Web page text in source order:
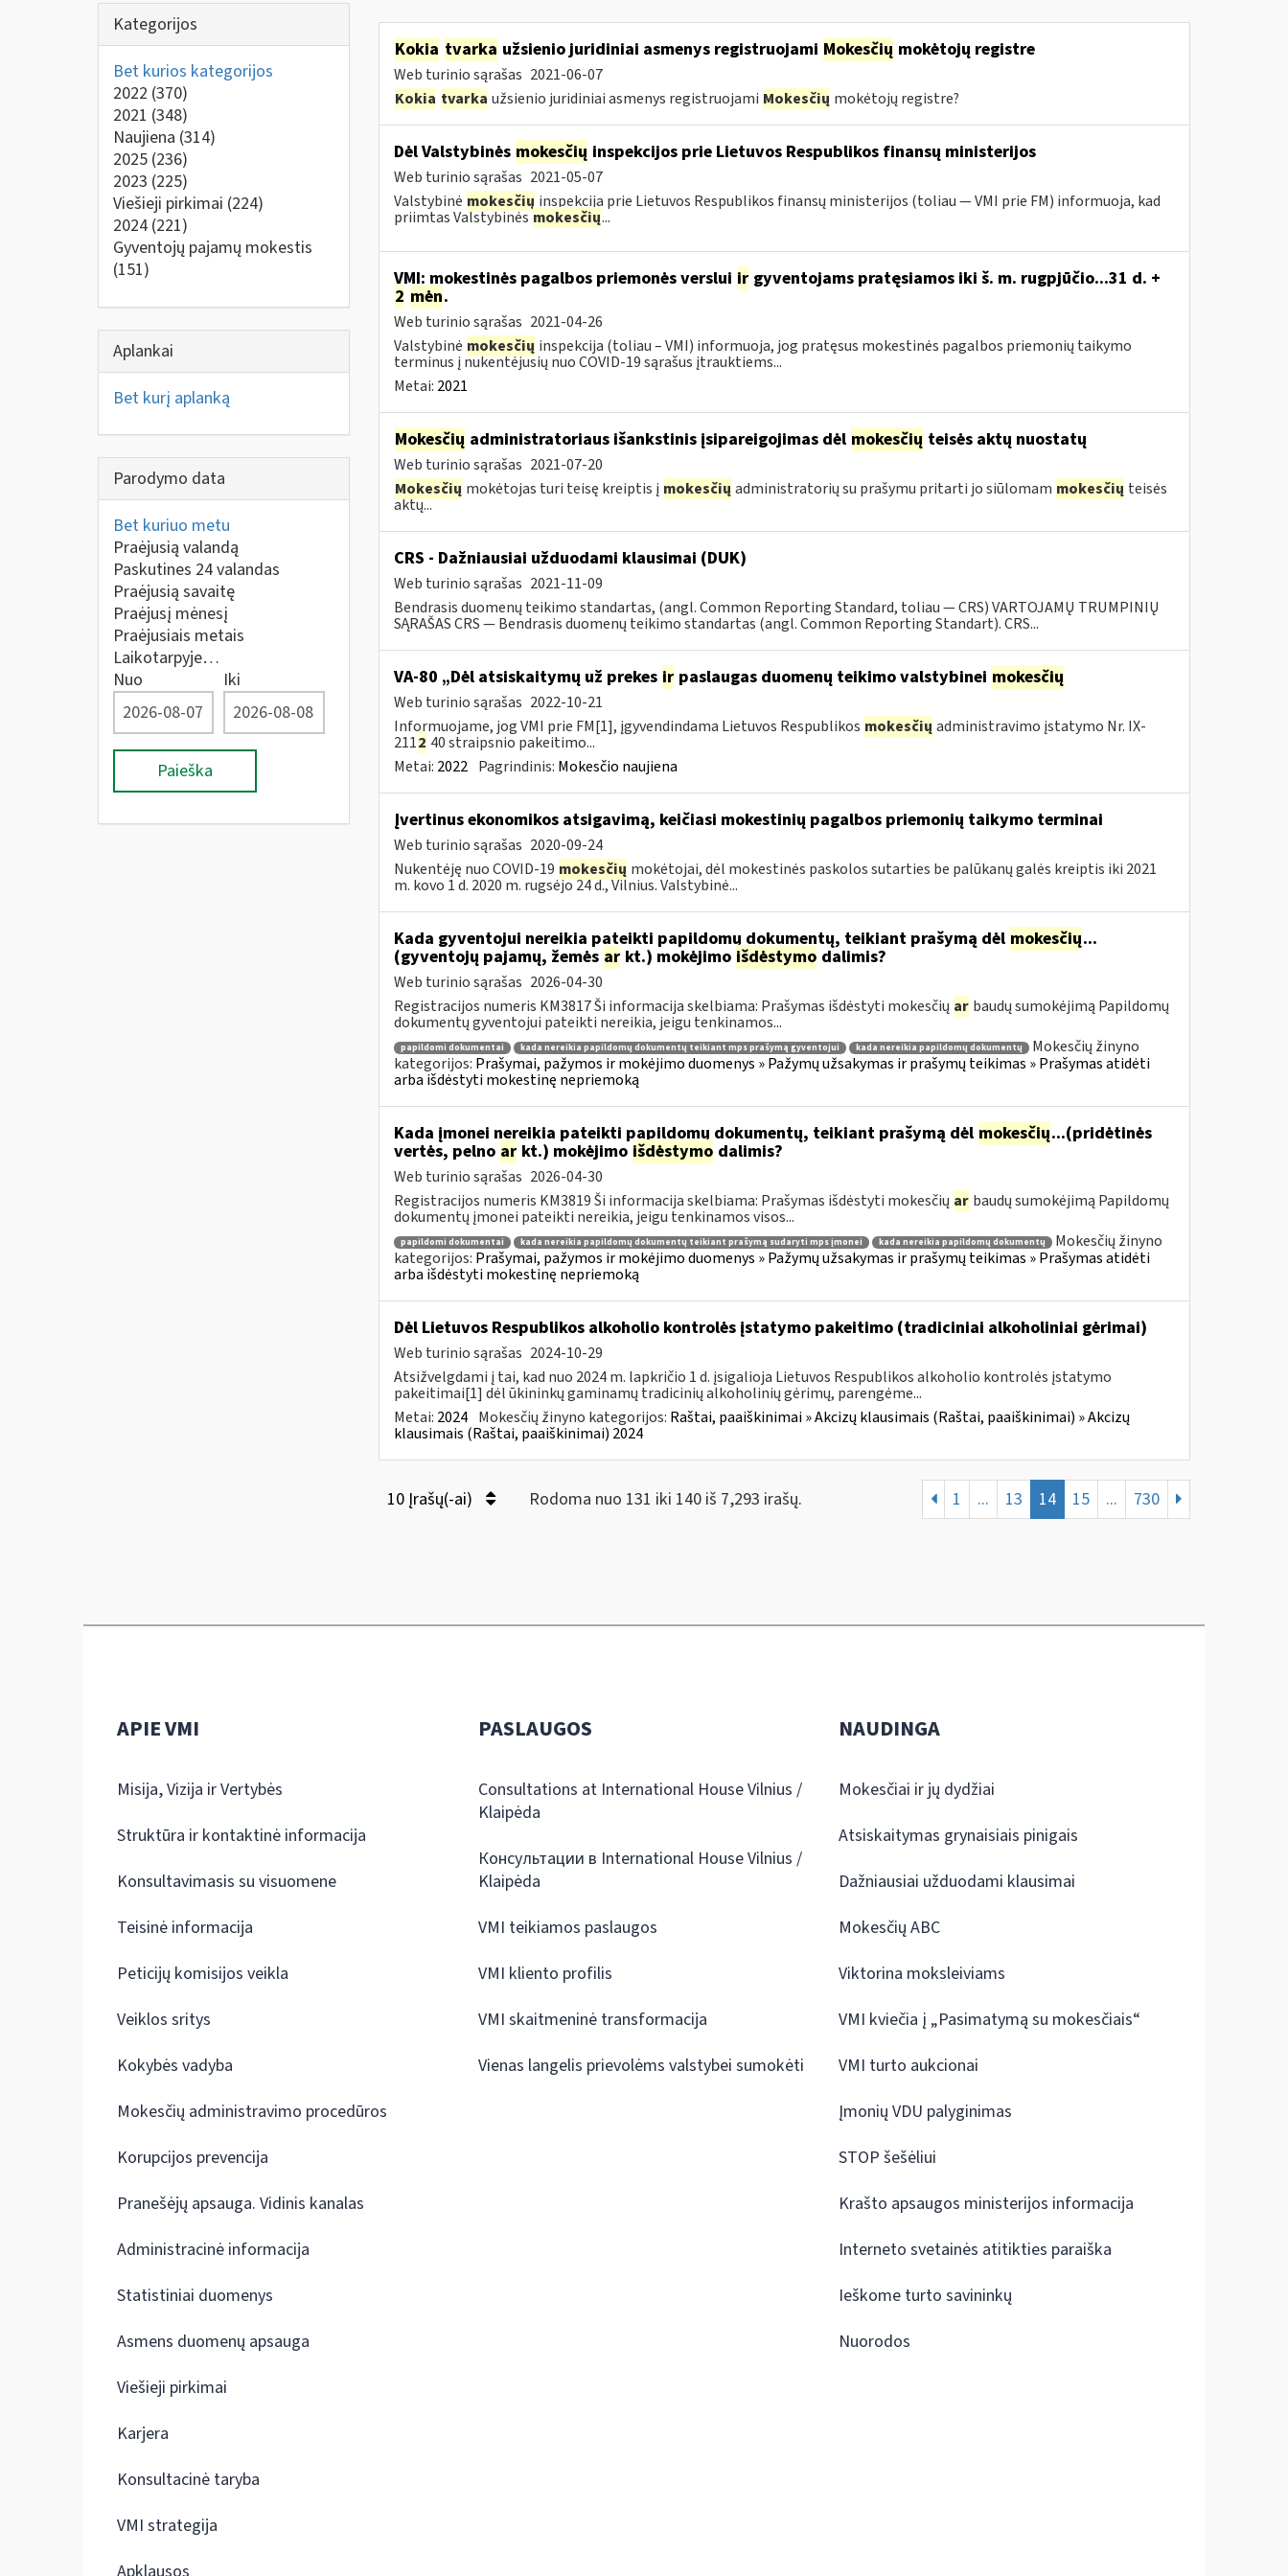
Kategorijos
Bet kurios kategorijos
2022 (370)
2021 (348)
Naujiena (314)
2025 (236)
2023 (225)
Viešieji pirkimai (224)
2024 (221)
Gyventojų pajamų mokestis
(151)
Aplankai
Bet kurį aplanką
Parodymo data
Bet kuriuo metu
Praėjusią valandą
Paskutines 24 valandas
Praėjusią savaitę
Praėjusį mėnesį
Praėjusiais metais
Laikotarpyje…
Nuo
Iki
Paieška
Kokia tvarka užsienio juridiniai asmenys registruojami Mokesčių mokėtojų registre
Web turinio sąrašas 2021-06-07
Kokia tvarka užsienio juridiniai asmenys registruojami Mokesčių mokėtojų registre?
Dėl Valstybinės mokesčių inspekcijos prie Lietuvos Respublikos finansų ministerijos
Web turinio sąrašas 2021-05-07
Valstybinė mokesčių inspekcija prie Lietuvos Respublikos finansų ministerijos (toliau — VMI prie FM) informuoja, kad
priimtas Valstybinėsmokesčių...
VMI: mokestinės pagalbos priemonės verslui irgyventojams pratęsiamos iki š. m. rugpjūčio...31 d. +
2 mėn.
Web turinio sąrašas 2021-04-26
Valstybinė mokesčių inspekcija (toliau – VMI) informuoja, jog pratęsus mokestinės pagalbos priemonių taikymo
terminus į nukentėjusių nuo COVID-19 sąrašus įtrauktiems...
Metai: 2021
Mokesčių administratoriaus išankstinis įsipareigojimas dėl mokesčių teisės aktų nuostatų
Web turinio sąrašas 2021-07-20
Mokesčių mokėtojas turi teisę kreiptis į mokesčių administratorių su prašymu pritarti jo siūlomam mokesčių teisės
aktų...
CRS - Dažniausiai užduodami klausimai (DUK)
Web turinio sąrašas 2021-11-09
Bendrasis duomenų teikimo standartas, (angl. Common Reporting Standard, toliau — CRS) VARTOJAMŲ TRUMPINIŲ
SĄRAŠAS CRS — Bendrasis duomenų teikimo standartas (angl. Common Reporting Standart). CRS...
VA-80 „Dėl atsiskaitymų už prekes irpaslaugas duomenų teikimo valstybinei mokesčių
Web turinio sąrašas 2022-10-21
Informuojame, jog VMI prie FM[1], įgyvendindama Lietuvos Respublikos mokesčių administravimo įstatymo Nr. IX-
2112 40 straipsnio pakeitimo...
Metai: 2022 Pagrindinis: Mokesčio naujiena
Įvertinus ekonomikos atsigavimą, keičiasi mokestinių pagalbos priemonių taikymo terminai
Web turinio sąrašas 2020-09-24
Nukentėję nuo COVID-19 mokesčių mokėtojai, dėl mokestinės paskolos sutarties be palūkanų galės kreiptis iki 2021
m. kovo 1 d. 2020 m. rugsėjo 24 d., Vilnius. Valstybinė...
Kada gyventojui nereikia pateikti papildomų dokumentų, teikiant prašymą dėl mokesčių...
(gyventojų pajamų, žemės arkt.) mokėjimo išdėstymo dalimis?
Web turinio sąrašas 2026-04-30
Registracijos numeris KM3817 Ši informacija skelbiama: Prašymas išdėstyti mokesčių ar baudų sumokėjimą Papildomų
dokumentų gyventojui pateikti nereikia, jeigu tenkinamos...
papildomi dokumentai kada nereikia papildomų dokumentų teikiant mps prašymą gyventojui kada nereikia papildomų dokumentų
Mokesčių žinyno
kategorijos: Prašymai, pažymos ir mokėjimo duomenys » Pažymų užsakymas ir prašymų teikimas » Prašymas atidėti
arba išdėstyti mokestinę nepriemoką
Kada įmonei nereikia pateikti papildomų dokumentų, teikiant prašymą dėl mokesčių...(pridėtinės
vertės, pelno arkt.) mokėjimo išdėstymo dalimis?
Web turinio sąrašas 2026-04-30
Registracijos numeris KM3819 Ši informacija skelbiama: Prašymas išdėstyti mokesčių ar baudų sumokėjimą Papildomų
dokumentų įmonei pateikti nereikia, jeigu tenkinamos visos...
papildomi dokumentai kada nereikia papildomų dokumentų teikiant prašymą sudaryti mps įmonei kada nereikia papildomų dokumentų
Mokesčių žinyno
kategorijos: Prašymai, pažymos ir mokėjimo duomenys » Pažymų užsakymas ir prašymų teikimas » Prašymas atidėti
arba išdėstyti mokestinę nepriemoką
Dėl Lietuvos Respublikos alkoholio kontrolės įstatymo pakeitimo (tradiciniai alkoholiniai gėrimai)
Web turinio sąrašas 2024-10-29
Atsižvelgdami į tai, kad nuo 2024 m. lapkričio 1 d. įsigalioja Lietuvos Respublikos alkoholio kontrolės įstatymo
pakeitimai[1] dėl ūkininkų gaminamų tradicinių alkoholinių gėrimų, parengėme...
Metai: 2024 Mokesčių žinyno kategorijos: Raštai, paaiškinimai » Akcizų klausimais (Raštai, paaiškinimai) » Akcizų
klausimais (Raštai, paaiškinimai) 2024
10 Įrašų(-ai) Rodoma nuo 131 iki 140 iš 7,293 irašų. 1 ... 13 14 15 ... 730
APIE VMI
Misija, Vizija ir Vertybės
Struktūra ir kontaktinė informacija
Konsultavimasis su visuomene
Teisinė informacija
Peticijų komisijos veikla
Veiklos sritys
Kokybės vadyba
Mokesčių administravimo procedūros
Korupcijos prevencija
Pranešėjų apsauga. Vidinis kanalas
Administracinė informacija
Statistiniai duomenys
Asmens duomenų apsauga
Viešieji pirkimai
Karjera
Konsultacinė taryba
VMI strategija
PASLAUGOS
Consultations at International House Vilnius /
Klaipėda
Консультации в International House Vilnius /
Klaipėda
VMI teikiamos paslaugos
VMI kliento profilis
VMI skaitmeninė transformacija
Vienas langelis prievolėms valstybei sumokėti
NAUDINGA
Mokesčiai ir jų dydžiai
Atsiskaitymas grynaisiais pinigais
Dažniausiai užduodami klausimai
Mokesčių ABC
Viktorina moksleiviams
VMI kviečia į „Pasimatymą su mokesčiais“
VMI turto aukcionai
Įmonių VDU palyginimas
STOP šešėliui
Krašto apsaugos ministerijos informacija
Interneto svetainės atitikties paraiška
Ieškome turto savininkų
Nuorodos